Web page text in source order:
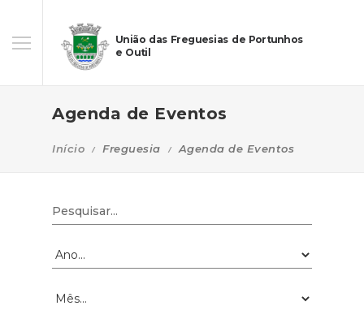
União das Freguesias de Portunhos
e Outil
Agenda de Eventos
Início Freguesia Agenda de Eventos